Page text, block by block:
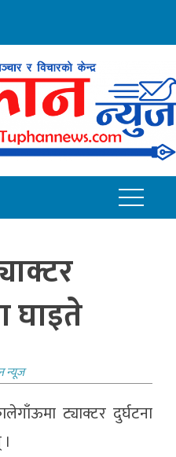
घाइते
न्यूज
ट्याक्टर दुर्घटना